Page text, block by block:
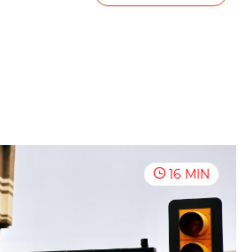
16 MIN